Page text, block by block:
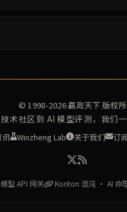
© 1998-2026赢政天下 版权
术社区到 AI 模型评测，我们
讯 Winzheng Lab 关于我们 订
型 API 网关 Konton 混沌 · AI 命